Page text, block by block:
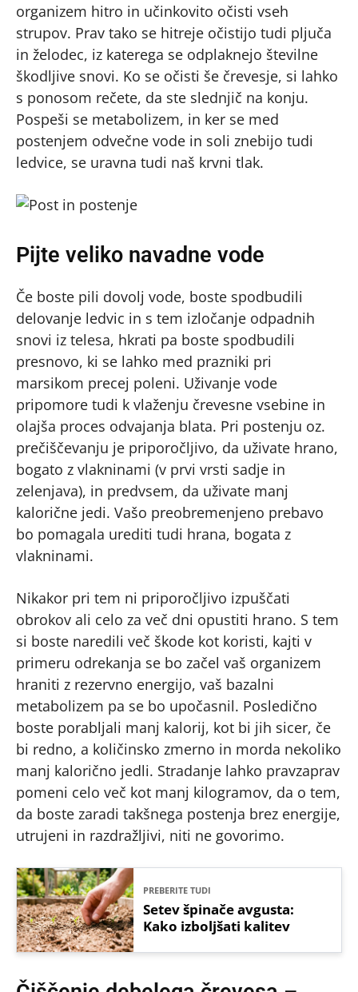
organizem hitro in učinkovito očisti vseh
strupov. Prav tako se hitreje očistijo tudi pljuča
in želodec, iz katerega se odplaknejo številne
škodljive snovi. Ko se očisti še črevesje, si lahko
s ponosom rečete, da ste slednjič na konju.
Pospeši se metabolizem, in ker se med
postenjem odvečne vode in soli znebijo tudi
ledvice, se uravna tudi naš krvni tlak.
Pijte veliko navadne vode
Če boste pili dovolj vode, boste spodbudili
delovanje ledvic in s tem izločanje odpadnih
snovi iz telesa, hkrati pa boste spodbudili
presnovo, ki se lahko med prazniki pri
marsikom precej poleni. Uživanje vode
pripomore tudi k vlaženju črevesne vsebine in
olajša proces odvajanja blata. Pri postenju oz.
prečiščevanju je priporočljivo, da uživate hrano,
bogato z vlakninami (v prvi vrsti sadje in
zelenjava), in predvsem, da uživate manj
kalorične jedi. Vašo preobremenjeno prebavo
bo pomagala urediti tudi hrana, bogata z
vlakninami.
Nikakor pri tem ni priporočljivo izpuščati
obrokov ali celo za več dni opustiti hrano. S tem
si boste naredili več škode kot koristi, kajti v
primeru odrekanja se bo začel vaš organizem
hraniti z rezervno energijo, vaš bazalni
metabolizem pa se bo upočasnil. Posledično
boste porabljali manj kalorij, kot bi jih sicer, če
bi redno, a količinsko zmerno in morda nekoliko
manj kalorično jedli. Stradanje lahko pravzaprav
pomeni celo več kot manj kilogramov, da o tem,
da boste zaradi takšnega postenja brez energije,
utrujeni in razdražljivi, niti ne govorimo.
PREBERITE TUDI
Setev špinače avgusta:
Kako izboljšati kalitev